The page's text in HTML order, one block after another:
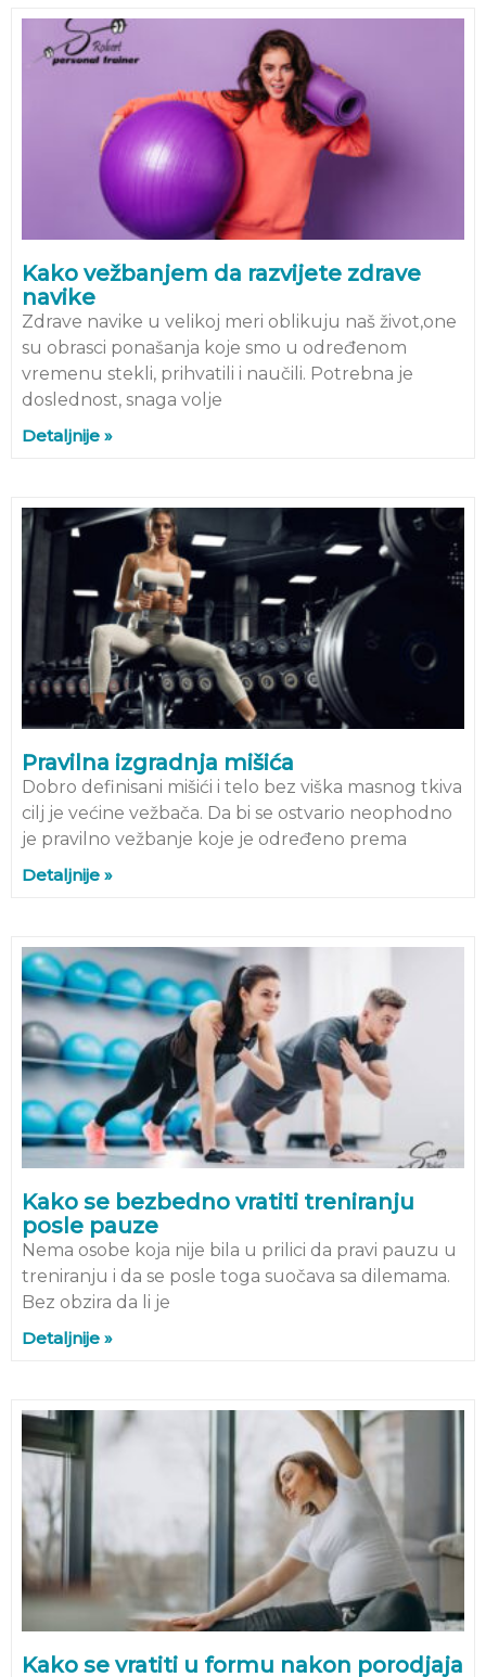
Kako vežbanjem da razvijete zdrave
navike
Zdrave navike u velikoj meri oblikuju naš život,one
su obrasci ponašanja koje smo u određenom
vremenu stekli, prihvatili i naučili. Potrebna je
doslednost, snaga volje
Detaljnije »
Pravilna izgradnja mišića
Dobro definisani mišići i telo bez viška masnog tkiva
cilj je većine vežbača. Da bi se ostvario neophodno
je pravilno vežbanje koje je određeno prema
Detaljnije »
Kako se bezbedno vratiti treniranju
posle pauze
Nema osobe koja nije bila u prilici da pravi pauzu u
treniranju i da se posle toga suočava sa dilemama.
Bez obzira da li je
Detaljnije »
Kako se vratiti u formu nakon porodjaja